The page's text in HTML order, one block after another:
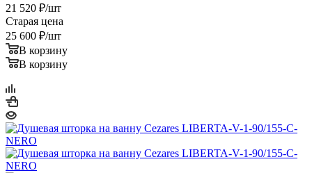
21 520 ₽/шт
Старая цена
25 600 ₽/шт
В корзину
В корзину